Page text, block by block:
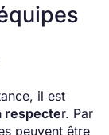
il est
respecter. Par
peuvent être